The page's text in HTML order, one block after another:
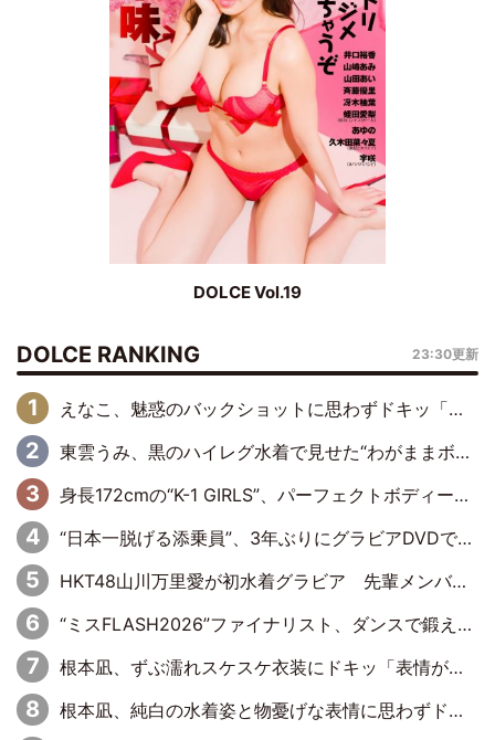
DOLCE Vol.19
DOLCE RANKING 23:30更新
えなこ、魅惑のバックショットに思わずドキッ「世界最高レベルの美しさ」「クールビューティーで良き」「ポーズも表情も完璧」
東雲うみ、黒のハイレグ水着で見せた“わがままボディ”がたまらない「うみちゃんカワイイ」「全てがステキな女神さま」「魅力的です」
身長172cmの“K-1 GIRLS”、パーフェクトボディーでグラビアDVDデビュー
“日本一脱げる添乗員”、3年ぶりにグラビアDVDで復活 31歳の艶やかな表情がさえわたる
HKT48山川万里愛が初水着グラビア 先輩メンバーも思わず“ガン見”した新たな魅力
“ミスFLASH2026”ファイナリスト、ダンスで鍛え上げた健康的な美ボディー披露
根本凪、ずぶ濡れスケスケ衣装にドキッ「表情が良過ぎる」「ねもちゃんの眼差しにドキドキが止まらない」
根本凪、純白の水着姿と物憂げな表情に思わずドキドキ…「ステキなお写真」「透明感がスゴい」